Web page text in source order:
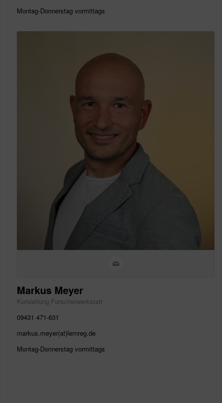
Montag-Donnerstag vormittags
Markus Meyer
Kursleitung Forscherwerkstatt
09431 471-631
markus.meyer(at)lernreg.de
Montag-Donnerstag vormittags